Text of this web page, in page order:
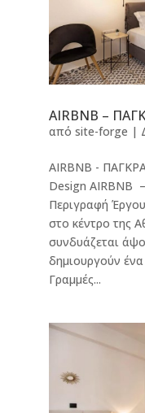
AIRBNB –
από site-forge |
AIRBNB -
Design AIRBNB
Περιγραφή
στο κέντρο της
συνδυάζεται
δημιουργούν
Γραμμές...